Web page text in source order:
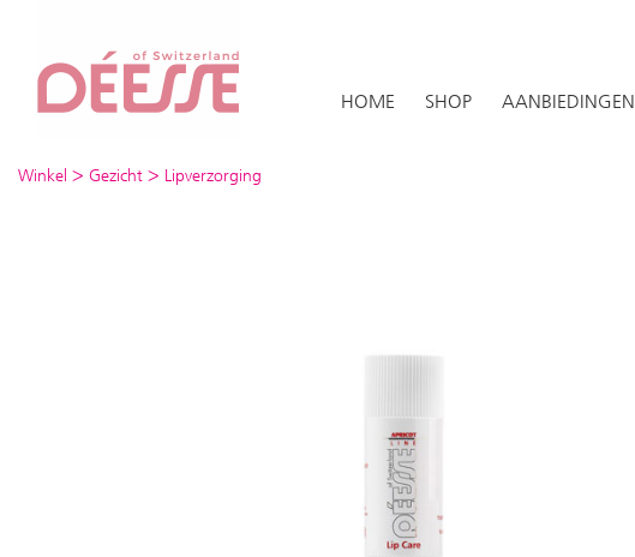
HOME SHOP AANBIEDINGEN
Winkel > Gezicht > Lipverzorging